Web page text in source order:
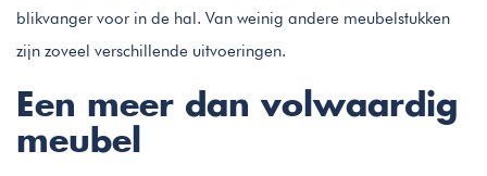
blikvanger voor in de hal. Van weinig andere meubelstukken
zijn zoveel verschillende uitvoeringen.
Een meer dan volwaardig
meubel